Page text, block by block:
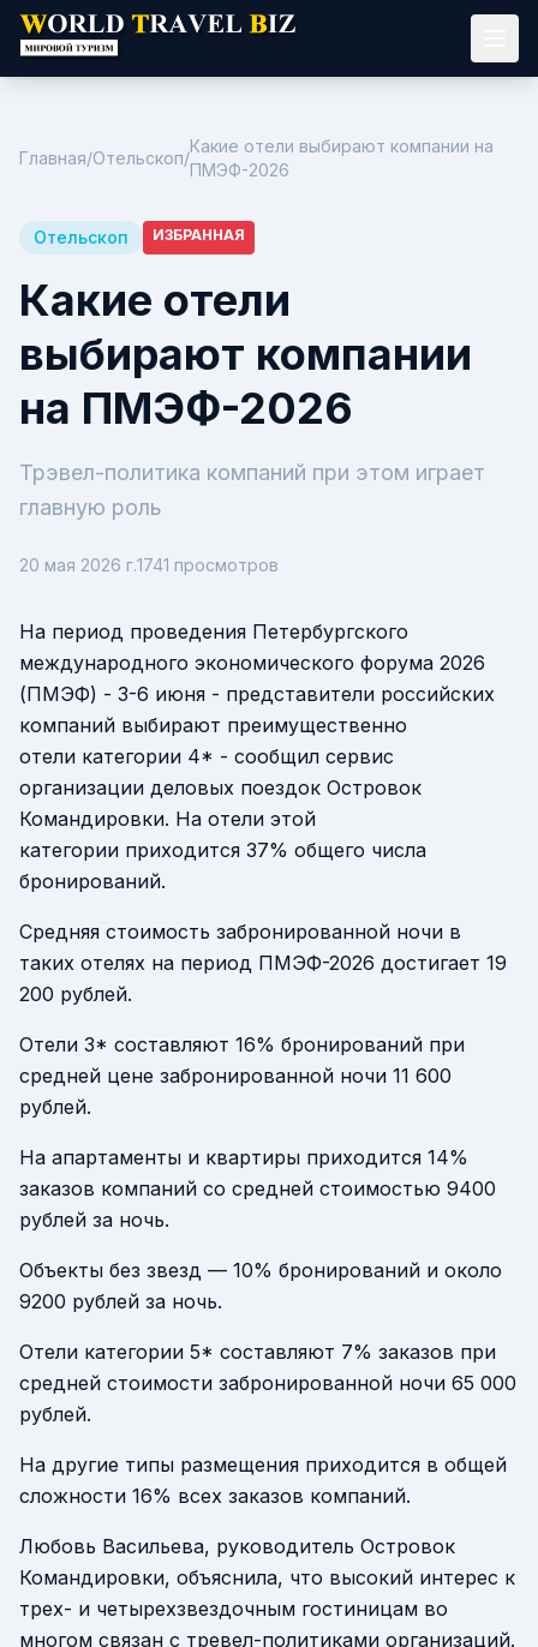
Главная/Отельскоп/
Какие отели выбирают компании на
ПМЭФ-2026
Отельскоп ИЗБРАННАЯ
Какие отели
выбирают компании
на ПМЭФ-2026
Трэвел-политика компаний при этом играет
главную роль
20 мая 2026 г.1741 просмотров
На период проведения Петербургского
международного экономического форума 2026
(ПМЭФ) - 3-6 июня - представители российских
компаний выбирают преимущественно
отели категории 4* - сообщил сервис
организации деловых поездок Островок
Командировки. На отели этой
категории приходится 37% общего числа
бронирований.
Средняя стоимость забронированной ночи в
таких отелях на период ПМЭФ-2026 достигает 19
200 рублей.
Отели 3* составляют 16% бронирований при
средней цене забронированной ночи 11 600
рублей.
На апартаменты и квартиры приходится 14%
заказов компаний со средней стоимостью 9400
рублей за ночь.
Объекты без звезд — 10% бронирований и около
9200 рублей за ночь.
Отели категории 5* составляют 7% заказов при
средней стоимости забронированной ночи 65 000
рублей.
На другие типы размещения приходится в общей
сложности 16% всех заказов компаний.
Любовь Васильева, руководитель Островок
Командировки, объяснила, что высокий интерес к
трех- и четырехзвездочным гостиницам во
многом связан с тревел-политиками организаций.